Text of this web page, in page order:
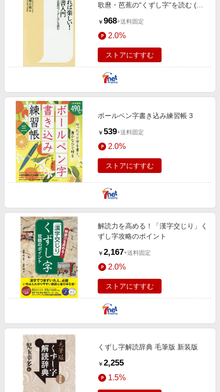
歌麿・芭蕉の"くずし字"を読む (潮
￥ 968+送料固定
2.0%
ストアにすすむ
ボールペン字書き込み練習帳 3
￥ 539+送料固定
2.0%
ストアにすすむ
解読力を高める！「漢字交じり」く
ずし字攻略のポイント
￥ 2,167+送料固定
2.0%
ストアにすすむ
くずし字解読辞典 毛筆版 新装版
￥ 2,255
1.5%